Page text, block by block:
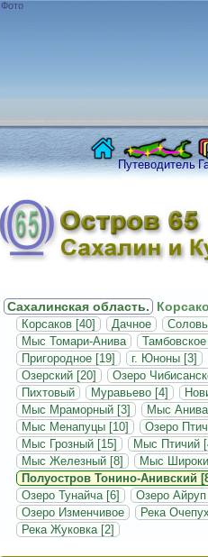
Фото
Путеводитель
Сахалинская область.
Корсаков [40] Дачное
Мыс Томари-Анива
Тамбовское
Пригородное [19]
г. Юноны [3]
Озерский [20]
Озеро
Пихтовый
Муравьево [4]
Мыс Мраморный [3]
Мыс Анива
Мыс Менапуцы [10]
Озеро
Мыс Грозный [15]
Мыс Птичий
Мыс Железный [8]
Мыс
Полуостров Тонино-Анивский
Озеро Тунайча [6]
Озеро Айруп
Озеро Изменчивое
Река
Река Жуковка [2]